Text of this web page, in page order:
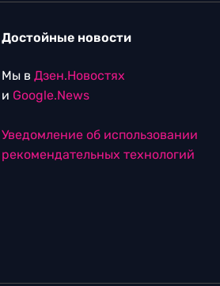
Достойные новости
Мы в Дзен.Новостях
и Google.News
Уведомление об использовании
рекомендательных технологий